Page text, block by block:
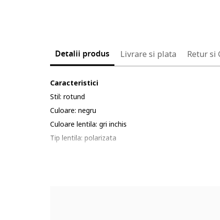
Detalii produs Livrare si plata Retur si
Caracteristici
Stil: rotund
Culoare: negru
Culoare lentila: gri inchis
Tip lentila: polarizata